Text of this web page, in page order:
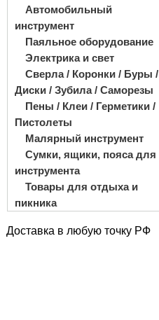
Автомобильный
инструмент
Паяльное оборудование
Электрика и свет
Сверла / Коронки / Буры /
Диски / Зубила / Саморезы
Пены / Клеи / Герметики /
Пистолеты
Малярный инструмент
Сумки, ящики, пояса для
инструмента
Товары для отдыха и
пикника
Доставка в любую точку РФ